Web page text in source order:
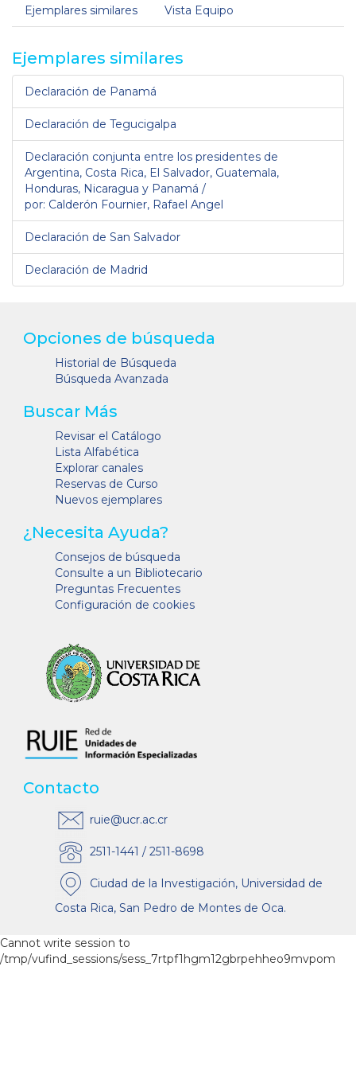
Ejemplares similares Vista Equipo
Ejemplares similares
Declaración de Panamá
Declaración de Tegucigalpa
Declaración conjunta entre los presidentes de
Argentina, Costa Rica, El Salvador, Guatemala,
Honduras, Nicaragua y Panamá /
por: Calderón Fournier, Rafael Angel
Declaración de San Salvador
Declaración de Madrid
Opciones de búsqueda
Historial de Búsqueda
Búsqueda Avanzada
Buscar Más
Revisar el Catálogo
Lista Alfabética
Explorar canales
Reservas de Curso
Nuevos ejemplares
¿Necesita Ayuda?
Consejos de búsqueda
Consulte a un Bibliotecario
Preguntas Frecuentes
Configuración de cookies
Contacto
ruie@ucr.ac.cr
2511-1441 / 2511-8698
Ciudad de la Investigación, Universidad de
Costa Rica, San Pedro de Montes de Oca.
Cannot write session to
/tmp/vufind_sessions/sess_7rtpf1hgm12gbrpehheo9mvpom